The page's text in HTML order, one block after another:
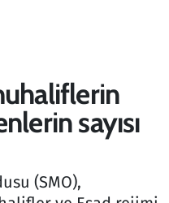
sayısı
(SMO),